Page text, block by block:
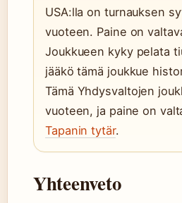
USA:lla on turnauksen
vuoteen. Paine on
Joukkueen kyky pelata
jääkö tämä joukkue
Tämä Yhdysvaltojen
vuoteen, ja paine on
Tapanin tytär.
Yhteenveto